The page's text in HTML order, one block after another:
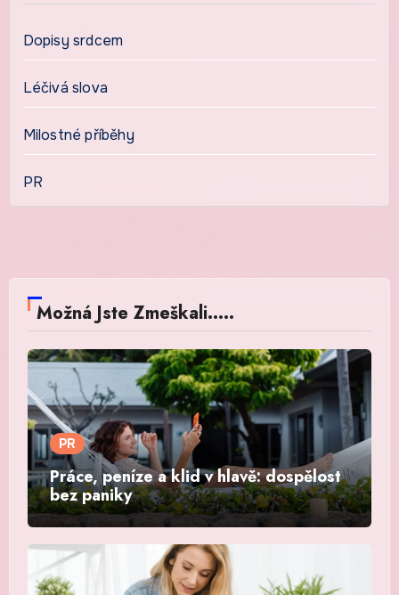
Dopisy srdcem
Léčivá slova
Milostné příběhy
PR
Možná Jste Zmeškali.....
PR
Práce, peníze a klid v hlavě: dospělost
bez paniky